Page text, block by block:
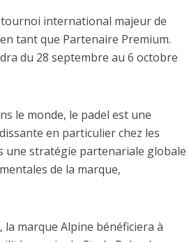
tournoi international majeur de
tant que Partenaire Premium.
du 28 septembre au 6 octobre
le monde, le padel est une
en particulier chez les
une stratégie partenariale globale
de la marque,
la marque Alpine bénéficiera à